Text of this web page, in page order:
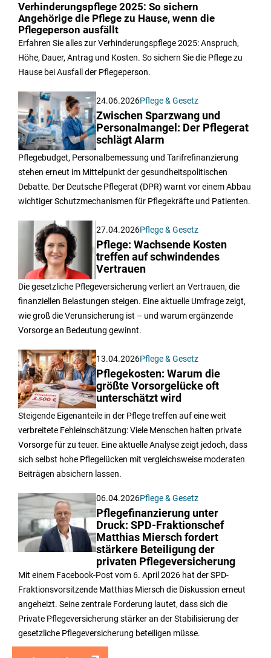
Verhinderungspflege 2025: So sichern
Angehörige die Pflege zu Hause, wenn die
Pflegeperson ausfällt
Erfahren Sie alles zur Verhinderungspflege 2025: Anspruch,
Höhe, Dauer, Antrag und Kosten. So sichern Sie die Pflege zu
Hause bei Ausfall der Pflegeperson.
24.06.2026Pflege & Gesetz
Zwischen Sparzwang und
Personalmangel: Der Pflegerat
schlägt Alarm
Pflegebudget, Personalbemessung und Tarifrefinanzierung
stehen erneut im Mittelpunkt der gesundheitspolitischen
Debatte. Der Deutsche Pflegerat (DPR) warnt vor einem Abbau
wichtiger Schutzmechanismen für Pflegekräfte und Patienten.
27.04.2026Pflege & Gesetz
Pflege: Wachsende Kosten
treffen auf schwindendes
Vertrauen
Die gesetzliche Pflegeversicherung verliert an Vertrauen, die
finanziellen Belastungen steigen. Eine aktuelle Umfrage zeigt,
wie groß die Verunsicherung ist – und warum ergänzende
Vorsorge an Bedeutung gewinnt.
13.04.2026Pflege & Gesetz
Pflegekosten: Warum die
größte Vorsorgelücke oft
unterschätzt wird
Steigende Eigenanteile in der Pflege treffen auf eine weit
verbreitete Fehleinschätzung: Viele Menschen halten private
Vorsorge für zu teuer. Eine aktuelle Analyse zeigt jedoch, dass
sich selbst hohe Pflegelücken mit vergleichsweise moderaten
Beiträgen absichern lassen.
06.04.2026Pflege & Gesetz
Pflegefinanzierung unter
Druck: SPD-Fraktionschef
Matthias Miersch fordert
stärkere Beteiligung der
privaten Pflegeversicherung
Mit einem Facebook-Post vom 6. April 2026 hat der SPD-
Fraktionsvorsitzende Matthias Miersch die Diskussion erneut
angeheizt. Seine zentrale Forderung lautet, dass sich die
Private Pflegeversicherung stärker an der Stabilisierung der
gesetzliche Pflegeversicherung beteiligen müsse.